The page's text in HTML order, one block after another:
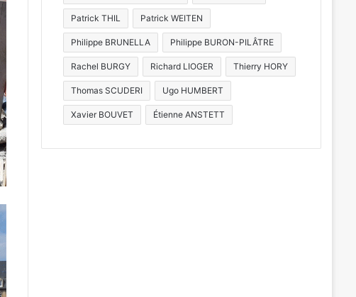
Patrick THIL Patrick WEITEN
Philippe BRUNELLA Philippe BURON-PILÂTRE
Rachel BURGY Richard LIOGER Thierry HORY
Thomas SCUDERI Ugo HUMBERT
Xavier BOUVET Étienne ANSTETT